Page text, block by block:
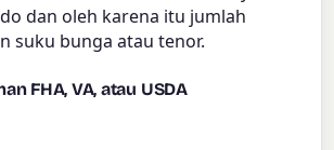
dan oleh karena itu jumlah
suku bunga atau tenor.
FHA, VA, atau USDA